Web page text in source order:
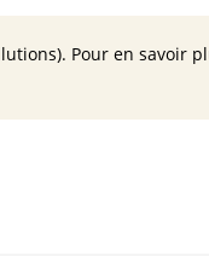
Pour en savoir